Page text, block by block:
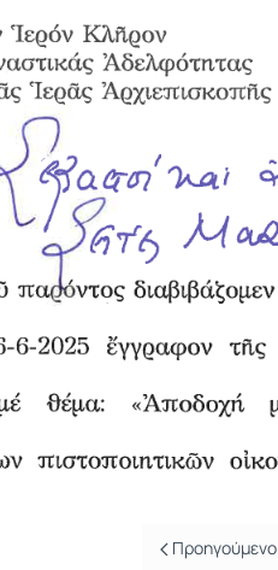
Προηγούμενο